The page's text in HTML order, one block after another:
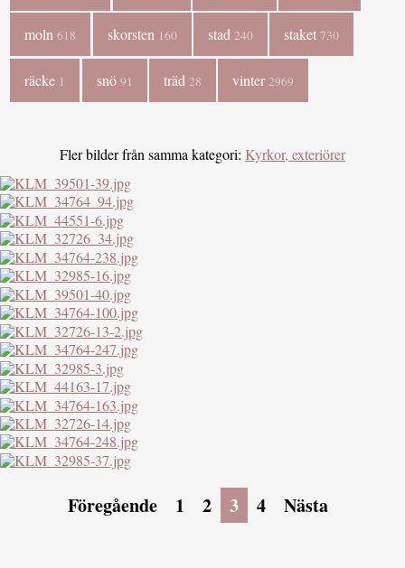
moln618 skorsten 160 stad 240 staket730
räcke 1 snö 91 träd 28 vinter 2969
Fler bilder från samma kategori: Kyrkor, exteriörer
Föregående 1 2 3 4 Nästa